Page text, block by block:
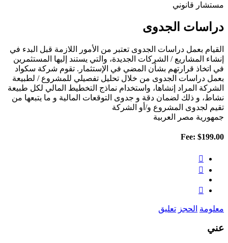
مستشار قانوني
دراسات الجدوى
القيام بعمل دراسات الجدوى تعتبر من الأمور اللازمة قبل البدء في
إنشاء المشاريع / الشركات الجديدة، والتي يستند إليها المستثمرين
في اتخاذ قرارتهم بشأن المضي في الإستثمار. تقوم شركة سكواد
بعمل دراسات الجدوى من خلال تحليل تفصيلي للمشروع / لطبيعة
الشركة المراد إنشاها، واستخدام نماذج التخطيط المالي لكل طبيعة
نشاط، و ذلك لضمان دقة و جدوى التوقعات المالية و ما يتبعها من
تقيم لجدوى المشروع و/أو الشركة
جمهورية مصر العربية
Fee: $199.00
معلومة الحجز تعليق
عني